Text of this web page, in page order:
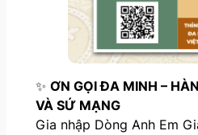
✨ ƠN GỌI ĐA MINH –
VÀ SỨ MẠNG
Gia nhập Dòng Anh Em